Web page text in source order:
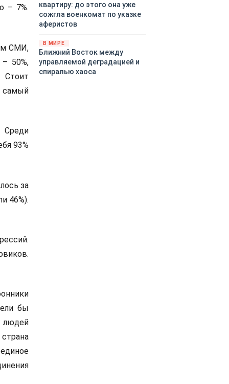
– 7%.
СМИ,
50%,
Стоит
самый
Среди
93%
за
46%).
бы
людей
квартиру: до этого она уже
сожгла военкомат по указке
аферистов
В МИРЕ
Ближний Восток между
управляемой деградацией и
спиралью хаоса